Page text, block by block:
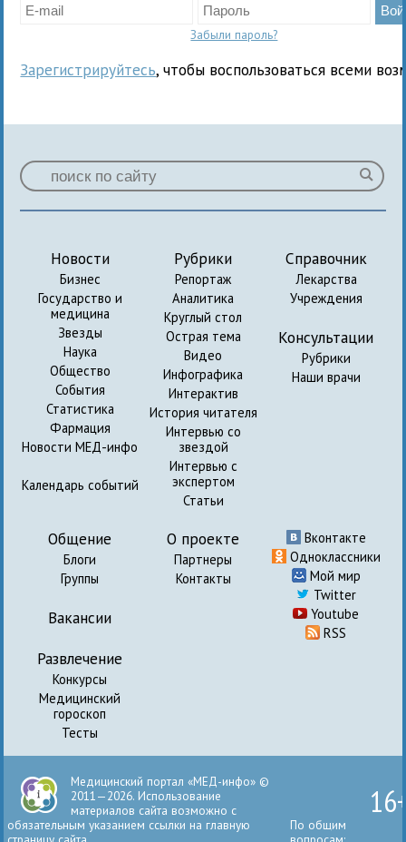
Забыли пароль?
Зарегистрируйтесь, чтобы воспользоваться всеми
Новости
Бизнес
Государство и
медицина
Звезды
Наука
Общество
События
Статистика
Фармация
Новости МЕД-инфо
Календарь событий
Рубрики
Репортаж
Аналитика
Круглый стол
Острая тема
Видео
Инфографика
Интерактив
История читателя
Интервью со
звездой
Интервью с
экспертом
Статьи
Справочник
Лекарства
Учреждения
Консультации
Рубрики
Наши врачи
Общение
Блоги
Группы
Вакансии
Развлечение
Конкурсы
Медицинский
гороскоп
Тесты
О проекте
Партнеры
Контакты
Вконтакте
Одноклассники
Мой мир
Twitter
Youtube
RSS
Медицинский портал «МЕД-инфо» ©
2011—2026. Использование
материалов сайта возможно с
обязательным указанием ссылки на главную
По общим